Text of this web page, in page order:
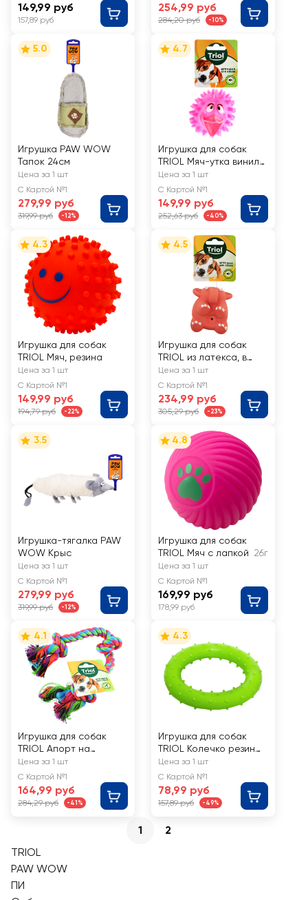
149,99 руб
157,89 руб
254,99 руб
284,20 руб -10%
5.0
Игрушка PAW WOW
Тапок 24см
Цена за 1 шт
С Картой №1
279,99 руб
319,99 руб -12%
4.7
Игрушка для собак
TRIOL Мяч-утка винил,
85мм
Цена за 1 шт
С Картой №1
149,99 руб
252,63 руб -40%
4.3
Игрушка для собак
TRIOL Мяч, резина
Цена за 1 шт
С Картой №1
149,99 руб
194,79 руб -22%
4.5
Игрушка для собак
TRIOL из латекса, в
ассортименте, 24см
Цена за 1 шт
С Картой №1
234,99 руб
305,29 руб -23%
3.5
Игрушка-тягалка PAW
WOW Крыс
Цена за 1 шт
С Картой №1
279,99 руб
319,99 руб -12%
4.8
Игрушка для собак
TRIOL Мяч с лапкой 26г
Цена за 1 шт
С Картой №1
169,99 руб
178,99 руб
4.1
Игрушка для собак
TRIOL Апорт на
веревке, в
ассортименте
Цена за 1 шт
С Картой №1
164,99 руб
284,29 руб -41%
4.3
Игрушка для собак
TRIOL Колечко резина,
80мм
Цена за 1 шт
С Картой №1
78,99 руб
157,89 руб -49%
1
2
TRIOL
PAW WOW
ПИ